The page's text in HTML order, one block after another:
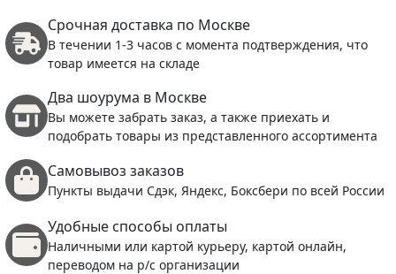
Срочная доставка по Москве
В течении 1-3 часов с момента подтверждения, что
товар имеется на складе
Два шоурума в Москве
Вы можете забрать заказ, а также приехать и
подобрать товары из представленного ассортимента
Самовывоз заказов
Пункты выдачи Сдэк, Яндекс, Боксбери по всей России
Удобные способы оплаты
Наличными или картой курьеру, картой онлайн,
переводом на р/с организации